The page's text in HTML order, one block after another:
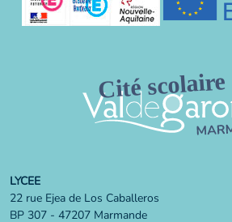
LYCEE
22 rue Ejea de Los Caballeros
BP 307 - 47207 Marmande